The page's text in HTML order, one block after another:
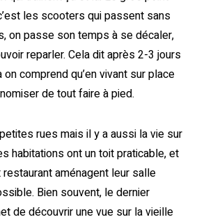
les scooters qui passent sans
on passe son temps à se décaler,
reparler. Cela dit après 2-3 jours
comprend qu’en vivant sur place
de tout faire à pied.
rues mais il y a aussi la vie sur
habitations ont un toit praticable, et
aménagent leur salle
Bien souvent, le dernier
de découvrir une vue sur la vieille